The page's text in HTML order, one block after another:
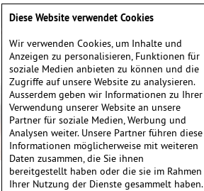
Diese Website verwendet Cookies
Wir verwenden Cookies, um Inhalte und
Anzeigen zu personalisieren, Funktionen für
soziale Medien anbieten zu können und die
Zugriffe auf unsere Website zu analysieren.
Ausserdem geben wir Informationen zu Ihrer
Verwendung unserer Website an unsere
Partner für soziale Medien, Werbung und
Analysen weiter. Unsere Partner führen diese
Informationen möglicherweise mit weiteren
Daten zusammen, die Sie ihnen
bereitgestellt haben oder die sie im Rahmen
Ihrer Nutzung der Dienste gesammelt haben.